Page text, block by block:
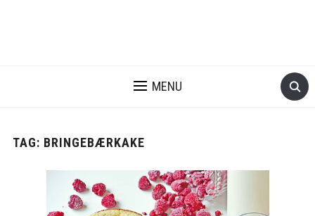
MENU
TAG: BRINGEBÆRKAKE